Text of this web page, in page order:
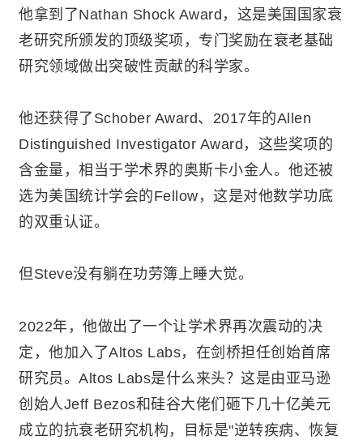
他拿到了Nathan Shock Award，这是美国国家衰
老研究所颁发的顶级奖项，专门奖励在衰老基础
研究领域做出突破性贡献的科学家。
他还获得了Schober Award、2017年的Allen
Distinguished Investigator Award，这些奖项的
含金量，相当于学术界的奥斯卡小金人。他还被
选为美国统计学会的Fellow，这是对他数学功底
的双重认证。
但Steve没有躺在功劳簿上睡大觉。
2022年，他做出了一个让学术界再次震动的决
定，他加入了Altos Labs，在剑桥担任创始首席
研究员。Altos Labs是什么来头？这是由亚马逊
创始人Jeff Bezos和硅谷大佬们砸下几十亿美元
成立的抗衰老研究机构，目标是"逆转疾病、恢复